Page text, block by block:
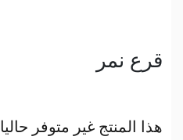
قرع نمر
هذا المنتج غير متوفر حاليا